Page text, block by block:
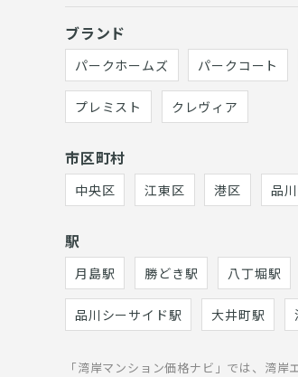
ブランド
パークホームズ パークコート
プレミスト クレヴィア
市区町村
中央区 江東区 港区 品
駅
月島駅 勝どき駅 八丁堀駅
品川シーサイド駅 大井町駅
「湾岸マンション価格ナビ」では、湾